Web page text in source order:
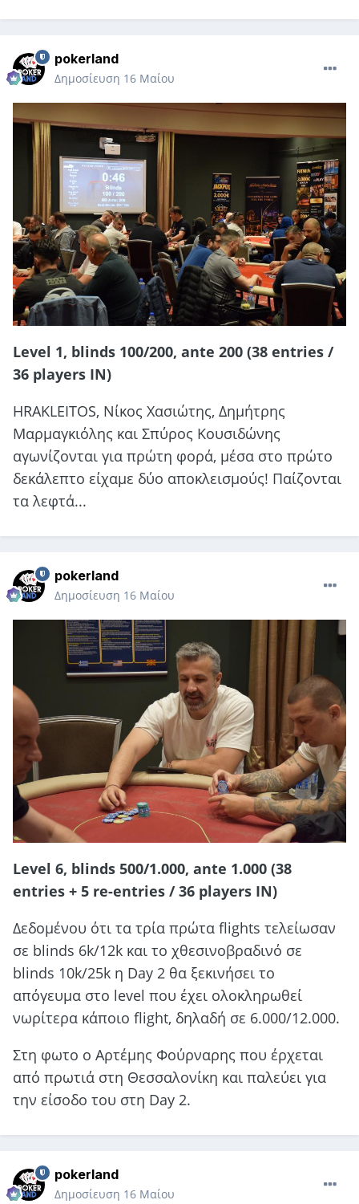
pokerland
Δημοσίευση 16 Μαίου
Level 1, blinds 100/200, ante 200 (38 entries /
36 players IN)
HRAKLEITOS, Νίκος Χασιώτης, Δημήτρης
Μαρμαγκιόλης και Σπύρος Κουσιδώνης
αγωνίζονται για πρώτη φορά, μέσα στο πρώτο
δεκάλεπτο είχαμε δύο αποκλεισμούς! Παίζονται
τα λεφτά...
pokerland
Δημοσίευση 16 Μαίου
Level 6, blinds 500/1.000, ante 1.000 (38
entries + 5 re-entries / 36 players IN)
Δεδομένου ότι τα τρία πρώτα flights τελείωσαν
σε blinds 6k/12k και το χθεσινοβραδινό σε
blinds 10k/25k η Day 2 θα ξεκινήσει το
απόγευμα στο level που έχει ολοκληρωθεί
νωρίτερα κάποιο flight, δηλαδή σε 6.000/12.000.
Στη φωτο ο Αρτέμης Φούρναρης που έρχεται
από πρωτιά στη Θεσσαλονίκη και παλεύει για
την είσοδο του στη Day 2.
pokerland
Δημοσίευση 16 Μαίου